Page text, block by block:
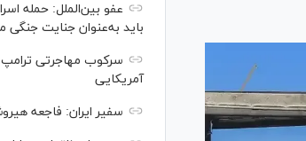
باید به‌عنوان جنایت جنگی
سرکوب مهاجرتی ترامپ
آمریکایی
سفیر ایران: فاجعه